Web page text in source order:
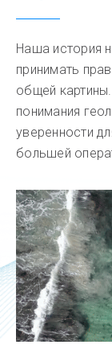
Наша история
принимать
общей
понимания
уверенности
большей